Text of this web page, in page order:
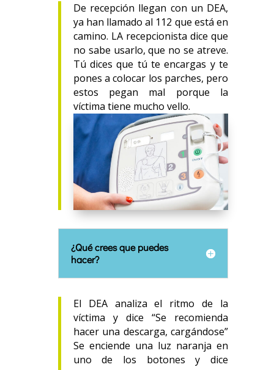
De recepción llegan con un DEA,
ya han llamado al 112 que está en
camino. LA recepcionista dice que
no sabe usarlo, que no se atreve.
Tú dices que tú te encargas y te
pones a colocar los parches, pero
estos pegan mal porque la
víctima tiene mucho vello.
¿Qué crees que puedes
hacer?
El DEA analiza el ritmo de la
víctima y dice “Se recomienda
hacer una descarga, cargándose”
Se enciende una luz naranja en
uno de los botones y dice